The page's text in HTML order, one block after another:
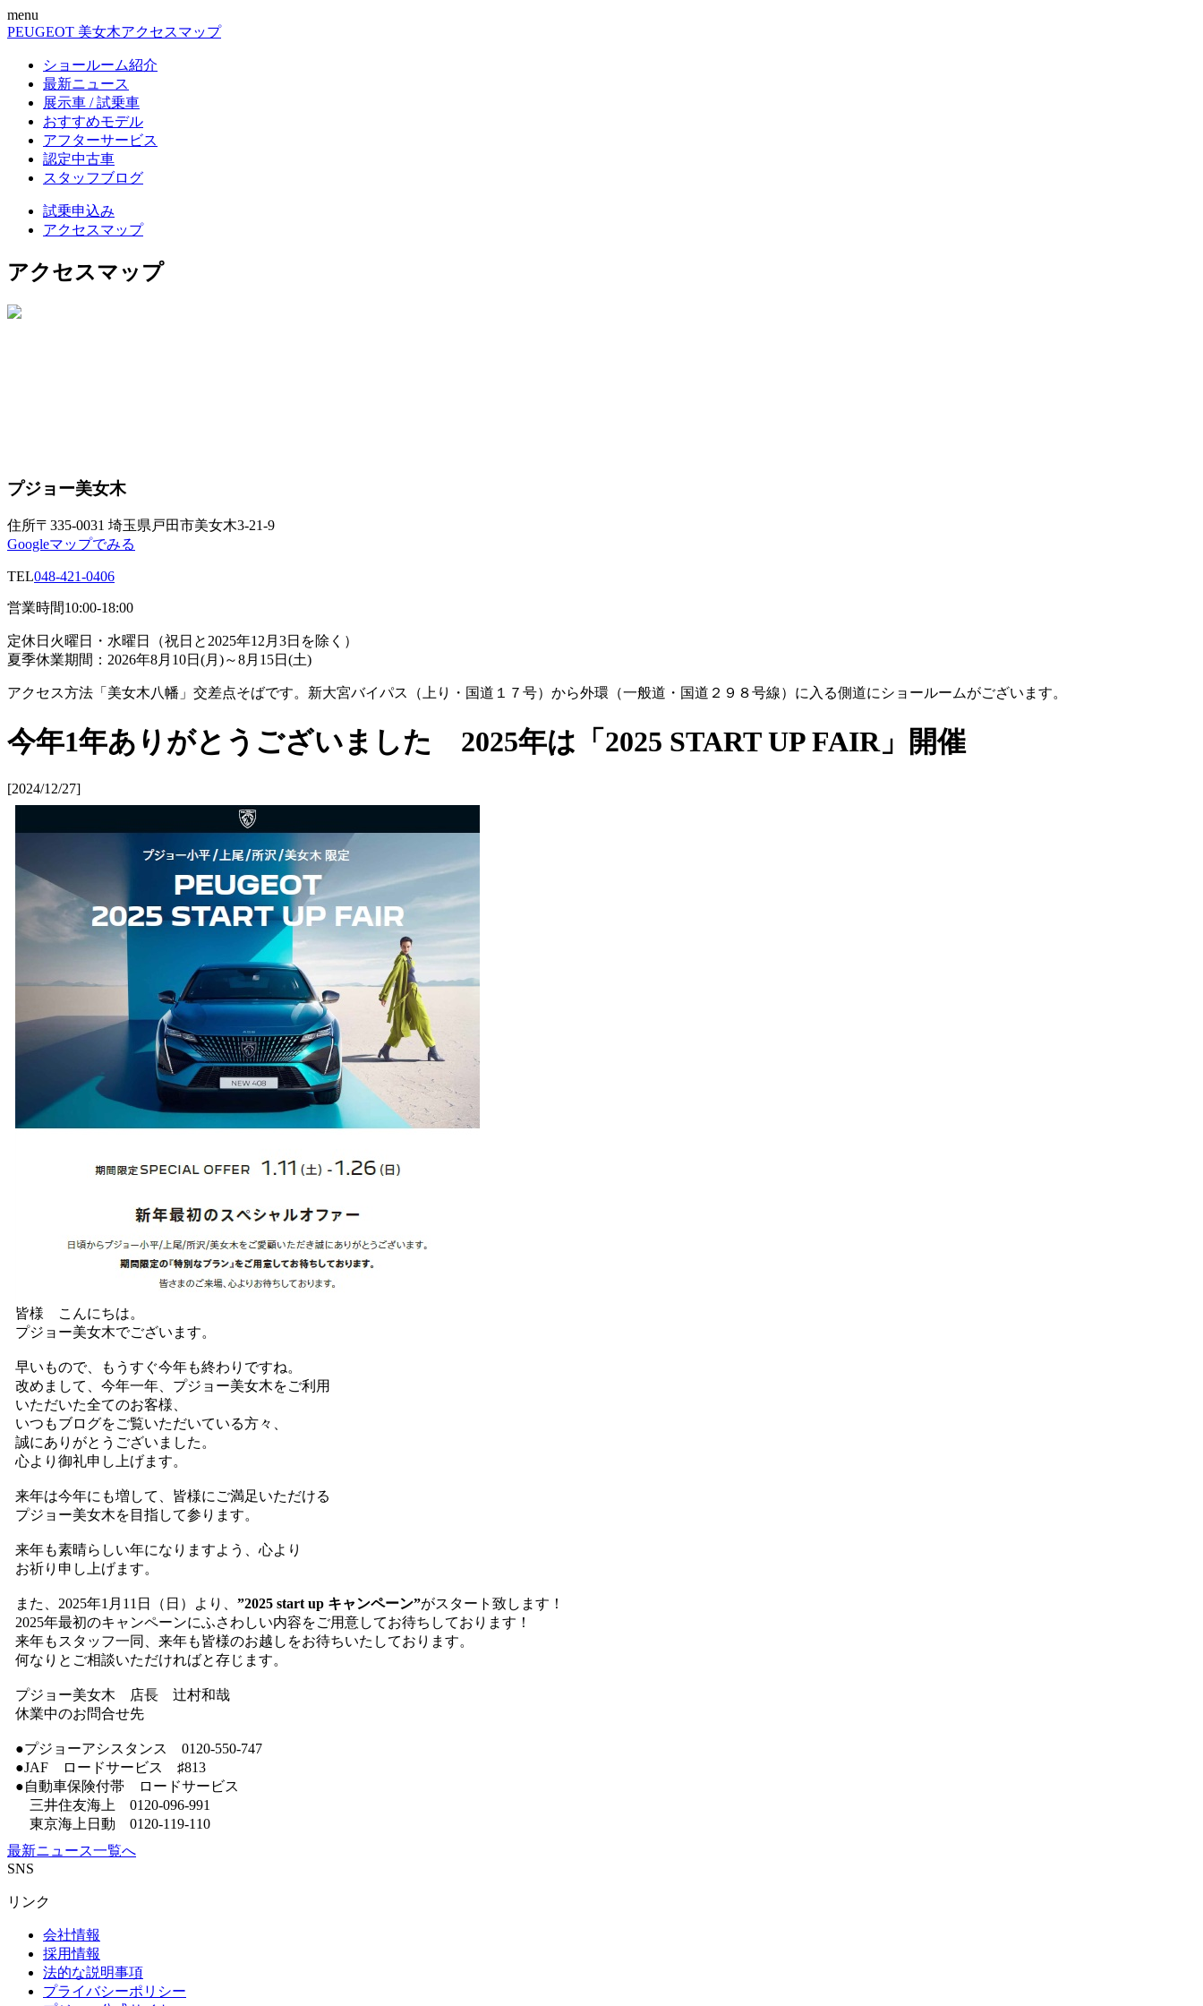
menu
PEUGEOT 美女木アクセスマップ
ショールーム紹介
最新ニュース
展示車 / 試乗車
おすすめモデル
アフターサービス
認定中古車
スタッフブログ
試乗申込み
アクセスマップ
アクセスマップ
プジョー美女木
住所〒335-0031 埼玉県戸田市美女木3-21-9
Googleマップでみる
TEL048-421-0406
営業時間10:00-18:00
定休日 火曜日・水曜日（祝日と2025年12月3日を除く）
夏季休業期間：2026年8月10日(月)～8月15日(土)
アクセス方法 「美女木八幡」交差点そばです。新大宮バイパス（上り・国道１７号）から外環（一般道・国道２９８号線）に入る側道にショールームがございます。
今年1年ありがとうございました 2025年は「2025 START UP FAIR」開催
[2024/12/27]
皆様 こんにちは。
プジョー美女木でございます。
早いもので、もうすぐ今年も終わりですね。
改めまして、今年一年、プジョー美女木をご利用
いただいた全てのお客様、
いつもブログをご覧いただいている方々、
誠にありがとうございました。
心より御礼申し上げます。
来年は今年にも増して、皆様にご満足いただける
プジョー美女木を目指して参ります。
来年も素晴らしい年になりますよう、心より
お祈り申し上げます。
また、2025年1月11日（日）より、 ”2025 start up キャンペーン”がスタート致します！
2025年最初のキャンペーンにふさわしい内容をご用意してお待ちしております！
来年もスタッフ一同、来年も皆様のお越しをお待ちいたしております。
何なりとご相談いただければと存じます。
プジョー美女木 店長 辻村和哉
休業中のお問合せ先
●プジョーアシスタンス 0120-550-747
●JAF ロードサービス ♯813
●自動車保険付帯 ロードサービス
三井住友海上 0120-096-991
東京海上日動 0120-119-110
最新ニュース一覧へ
SNS
リンク
会社情報
採用情報
法的な説明事項
プライバシーポリシー